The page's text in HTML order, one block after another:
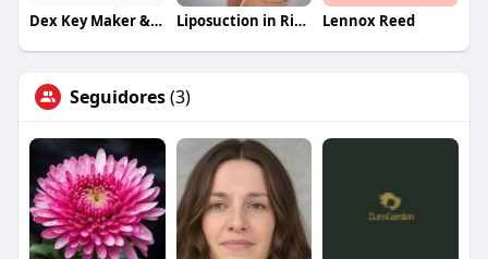
Dex Key Maker & Locksmith Services Liposuction in Riyadh Saudia Lennox Reed
Seguidores(3)